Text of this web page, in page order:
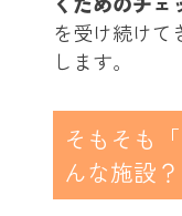
を受け続けて
します。
そもそも
んな施設？